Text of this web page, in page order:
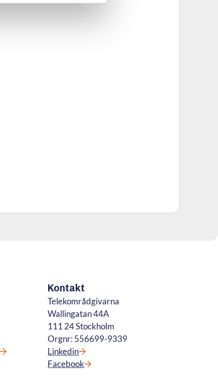
Kontakt
Telekområdgivarna
Wallingatan 44A
111 24 Stockholm
Orgnr: 556699-9339
Linkedin
Facebook